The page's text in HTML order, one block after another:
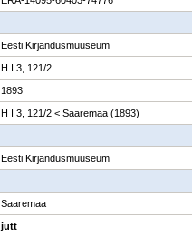
Eesti Kirjandusmuuseum
H I 3, 121/2
1893
H I 3, 121/2 < Saaremaa (1893)
Eesti Kirjandusmuuseum
Saaremaa
jutt